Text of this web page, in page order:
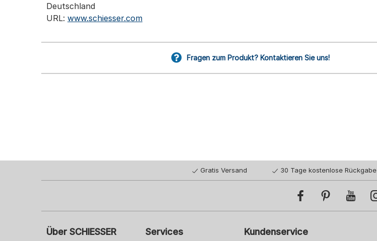
Deutschland
URL: www.schiesser.com
Fragen zum Produkt? Kontaktieren Sie uns!
Gratis Versand 30 Tage kostenlose Rückgabe
Über SCHIESSER Services Kundenservice